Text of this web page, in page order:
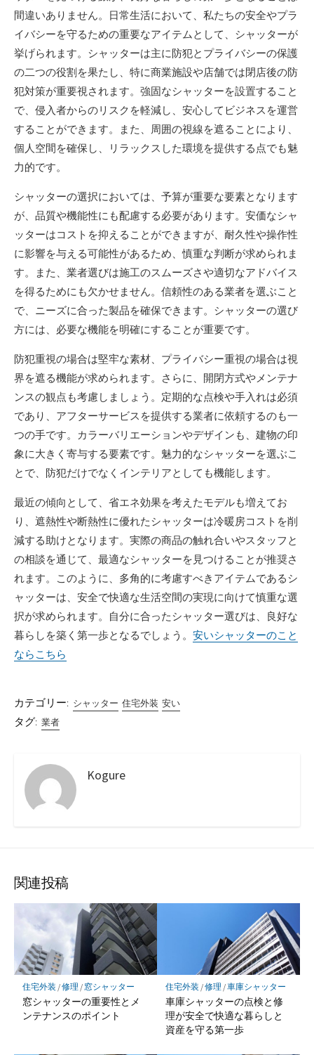
間違いありません。日常生活において、私たちの安全やプラ
イバシーを守るための重要なアイテムとして、シャッターが
挙げられます。シャッターは主に防犯とプライバシーの保護
の二つの役割を果たし、特に商業施設や店舗では閉店後の防
犯対策が重要視されます。強固なシャッターを設置すること
で、侵入者からのリスクを軽減し、安心してビジネスを運営
することができます。また、周囲の視線を遮ることにより、
個人空間を確保し、リラックスした環境を提供する点でも魅
力的です。
シャッターの選択においては、予算が重要な要素となります
が、品質や機能性にも配慮する必要があります。安価なシャ
ッターはコストを抑えることができますが、耐久性や操作性
に影響を与える可能性があるため、慎重な判断が求められま
す。また、業者選びは施工のスムーズさや適切なアドバイス
を得るためにも欠かせません。信頼性のある業者を選ぶこと
で、ニーズに合った製品を確保できます。シャッターの選び
方には、必要な機能を明確にすることが重要です。
防犯重視の場合は堅牢な素材、プライバシー重視の場合は視
界を遮る機能が求められます。さらに、開閉方式やメンテナ
ンスの観点も考慮しましょう。定期的な点検や手入れは必須
であり、アフターサービスを提供する業者に依頼するのも一
つの手です。カラーバリエーションやデザインも、建物の印
象に大きく寄与する要素です。魅力的なシャッターを選ぶこ
とで、防犯だけでなくインテリアとしても機能します。
最近の傾向として、省エネ効果を考えたモデルも増えてお
り、遮熱性や断熱性に優れたシャッターは冷暖房コストを削
減する助けとなります。実際の商品の触れ合いやスタッフと
の相談を通じて、最適なシャッターを見つけることが推奨さ
れます。このように、多角的に考慮すべきアイテムであるシ
ャッターは、安全で快適な生活空間の実現に向けて慎重な選
択が求められます。自分に合ったシャッター選びは、良好な
暮らしを築く第一歩となるでしょう。 安いシャッターのこと
ならこちら
カテゴリー: シャッター 住宅外装 安い
タグ: 業者
Kogure
関連投稿
住宅外装 /修理 / 窓シャッター
窓シャッターの重要性とメ
ンテナンスのポイント
住宅外装 /修理 /車庫シャッター
車庫シャッターの点検と修
理が安全で快適な暮らしと
資産を守る第一歩